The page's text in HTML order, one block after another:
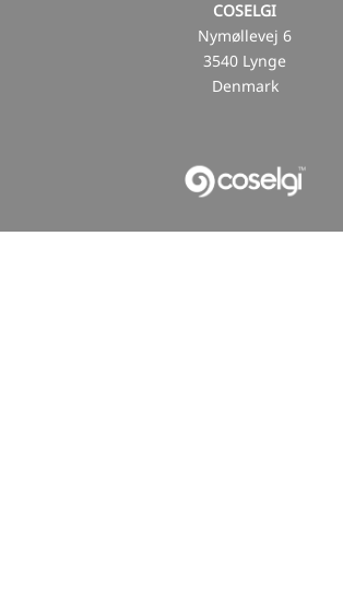
COSELGI
Nymøllevej 6
3540 Lynge
Denmark